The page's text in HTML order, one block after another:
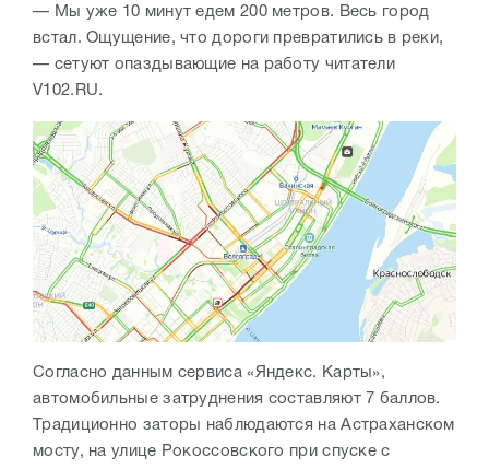
— Мы уже 10 минут едем 200 метров. Весь город
встал. Ощущение, что дороги превратились в реки,
— сетуют опаздывающие на работу читатели
V102.RU.
Согласно данным сервиса «Яндекс. Карты»,
автомобильные затруднения составляют 7 баллов.
Традиционно заторы наблюдаются на Астраханском
мосту, на улице Рокоссовского при спуске с